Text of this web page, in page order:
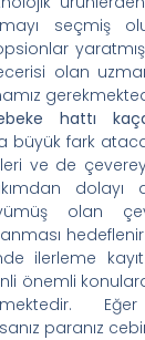
seçmiş
olan
hattı
büyük fark
ve de
olan
ilerleme kayıt
önemli
paranız